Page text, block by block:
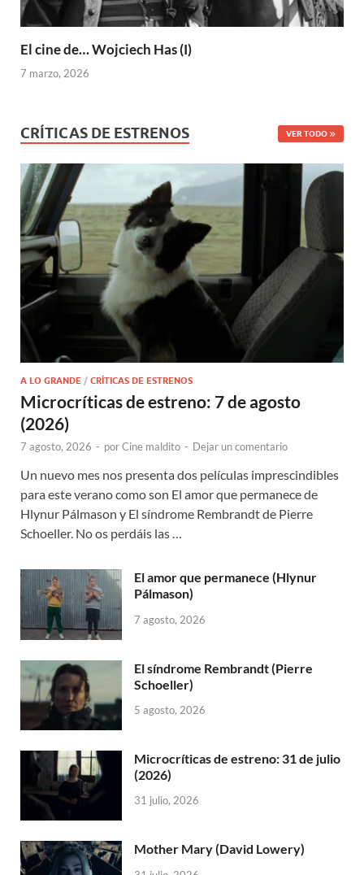
El cine de… Wojciech Has (I)
7 marzo, 2026
CRÍTICAS DE ESTRENOS VER TODO
A LO GRANDE / CRÍTICAS DE ESTRENOS
Microcríticas de estreno: 7 de agosto
(2026)
7 agosto, 2026 - porCine maldito - Dejar un comentario
Un nuevo mes nos presenta dos películas imprescindibles
para este verano como son El amor que permanece de
Hlynur Pálmason y El síndrome Rembrandt de Pierre
Schoeller. No os perdáis las …
El amor que permanece (Hlynur
Pálmason)
7 agosto, 2026
El síndrome Rembrandt (Pierre
Schoeller)
5 agosto, 2026
Microcríticas de estreno: 31 de julio
(2026)
31 julio, 2026
Mother Mary (David Lowery)